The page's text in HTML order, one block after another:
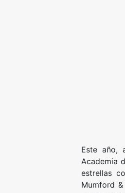
Este año,
Academia
estrellas
Mumford